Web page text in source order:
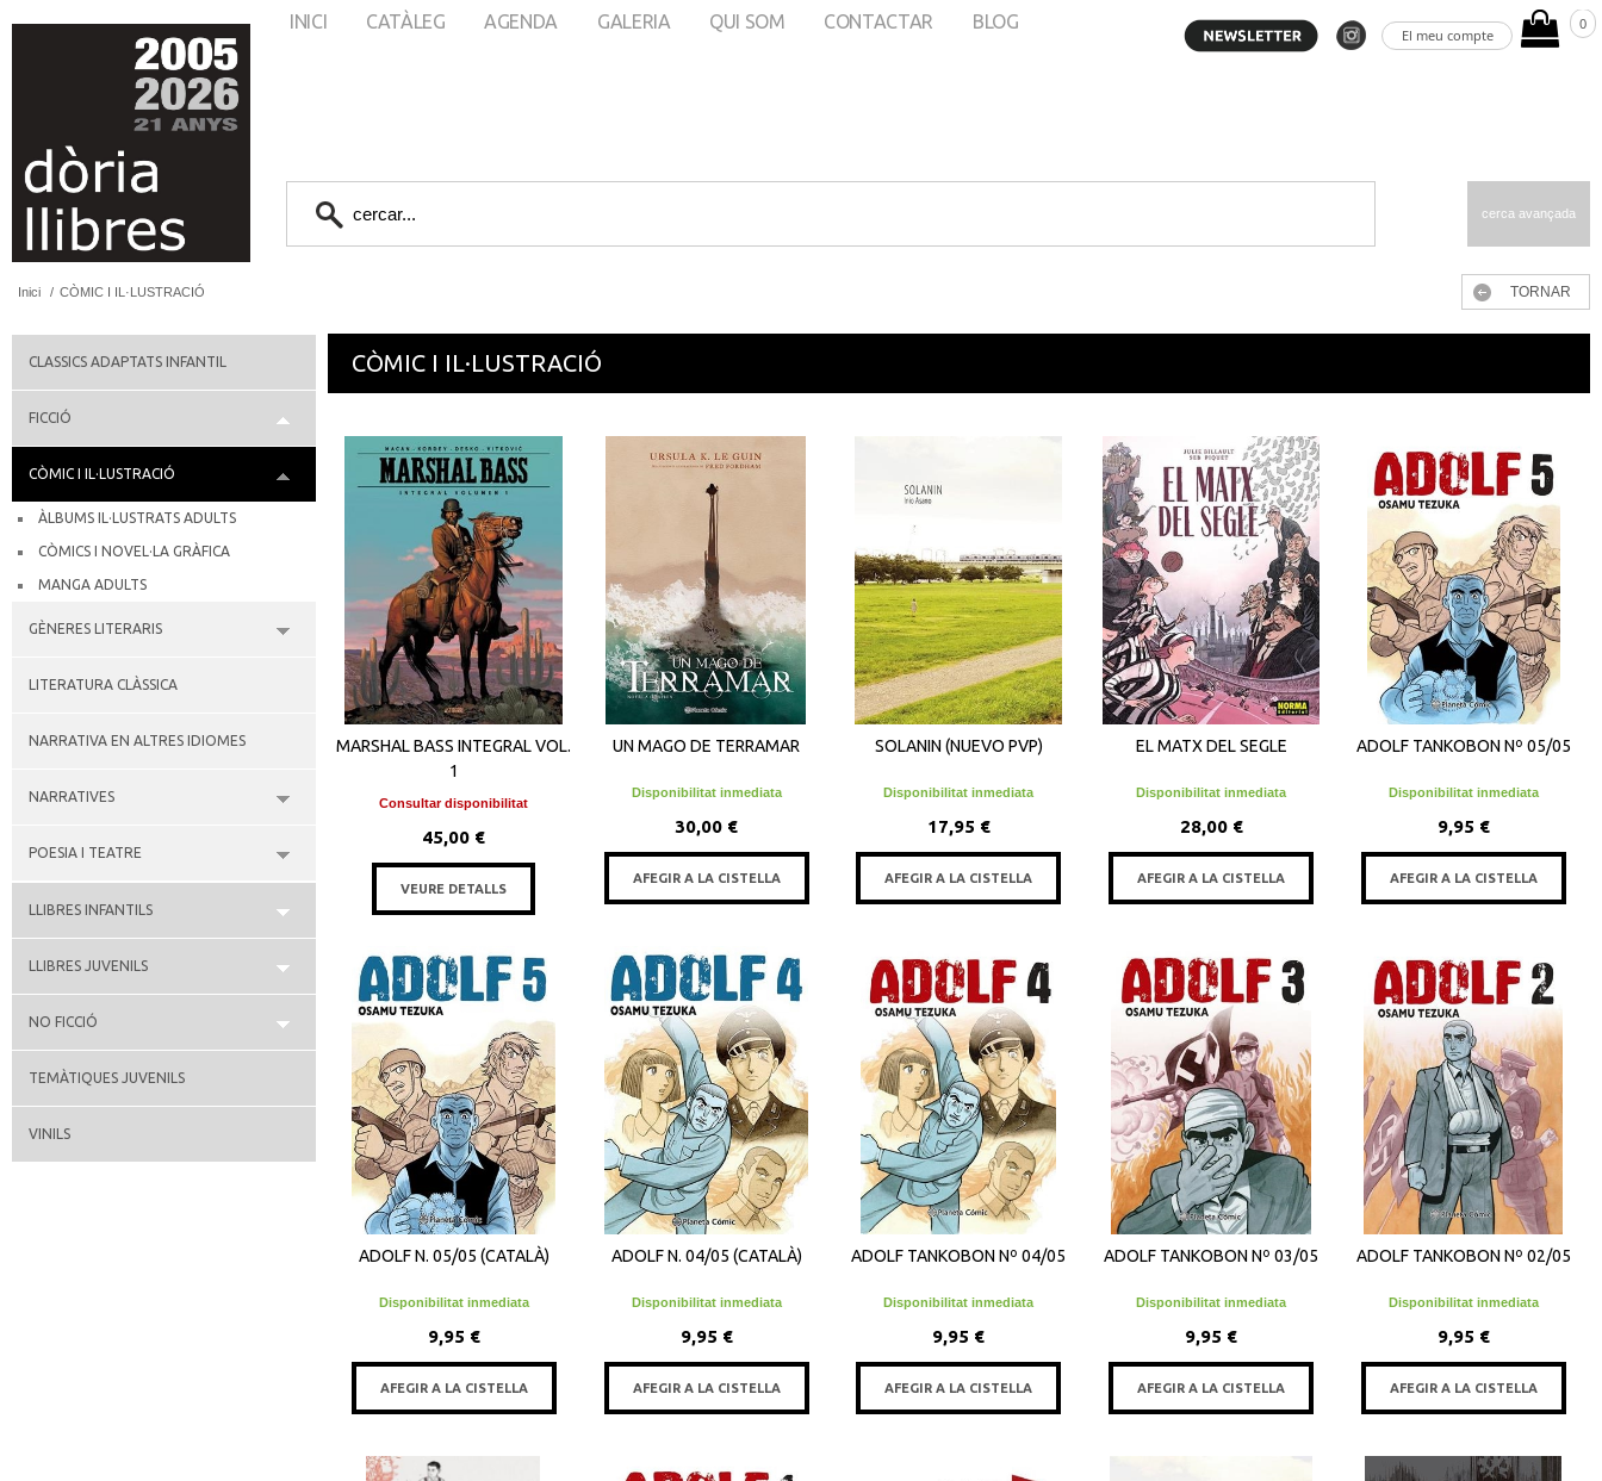
El meu compte
0
INICI CATÀLEG AGENDA GALERIA QUI SOM CONTACTAR BLOG
cerca avançada
Inici / CÒMIC I IL·LUSTRACIÓ TORNAR
CLASSICS ADAPTATS INFANTIL
FICCIÓ
CÒMIC I IL·LUSTRACIÓ
ÀLBUMS IL·LUSTRATS ADULTS
CÒMICS I NOVEL·LA GRÀFICA
MANGA ADULTS
GÈNERES LITERARIS
LITERATURA CLÀSSICA
NARRATIVA EN ALTRES IDIOMES
NARRATIVES
POESIA I TEATRE
LLIBRES INFANTILS
LLIBRES JUVENILS
NO FICCIÓ
TEMÀTIQUES JUVENILS
VINILS
CÒMIC I IL·LUSTRACIÓ
MARSHAL BASS INTEGRAL VOL.
1
Consultar disponibilitat
45,00 €
VEURE DETALLS
UN MAGO DE TERRAMAR
Disponibilitat inmediata
30,00 €
AFEGIR A LA CISTELLA
SOLANIN (NUEVO PVP)
Disponibilitat inmediata
17,95 €
AFEGIR A LA CISTELLA
EL MATX DEL SEGLE
Disponibilitat inmediata
28,00 €
AFEGIR A LA CISTELLA
ADOLF TANKOBON Nº 05/05
Disponibilitat inmediata
9,95 €
AFEGIR A LA CISTELLA
ADOLF N. 05/05 (CATALÀ)
Disponibilitat inmediata
9,95 €
AFEGIR A LA CISTELLA
ADOLF N. 04/05 (CATALÀ)
Disponibilitat inmediata
9,95 €
AFEGIR A LA CISTELLA
ADOLF TANKOBON Nº 04/05
Disponibilitat inmediata
9,95 €
AFEGIR A LA CISTELLA
ADOLF TANKOBON Nº 03/05
Disponibilitat inmediata
9,95 €
AFEGIR A LA CISTELLA
ADOLF TANKOBON Nº 02/05
Disponibilitat inmediata
9,95 €
AFEGIR A LA CISTELLA